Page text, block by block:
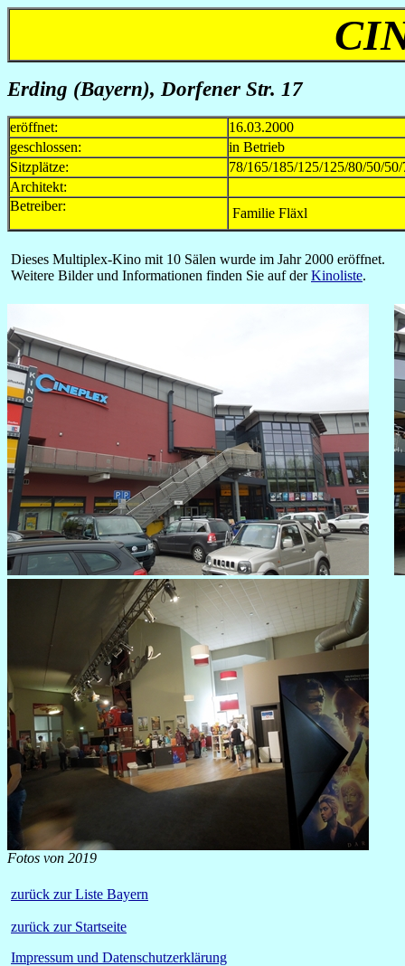
Erding (Bayern), Dorfener Str. 17
eröffnet:
16.03.2000
geschlossen:
in Betrieb
Sitzplätze:
78/165/185/125/125/80/50/
Architekt:
Betreiber:
Familie Fläxl
Dieses Multiplex-Kino mit 10 Sälen wurde im Jahr 2000 eröffnet.
Weitere Bilder und Informationen finden Sie auf derKinoliste.
Fotos von 2019
zurück zur Liste Bayern
zurück zur Startseite
Impressum und Datenschutzerklärung